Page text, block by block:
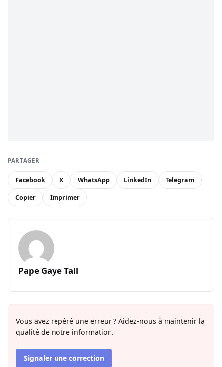
PARTAGER
Facebook X WhatsApp LinkedIn Telegram
Copier Imprimer
Pape Gaye Tall
Vous avez repéré une erreur ? Aidez-nous à maintenir la
qualité de notre information.
Signaler une correction